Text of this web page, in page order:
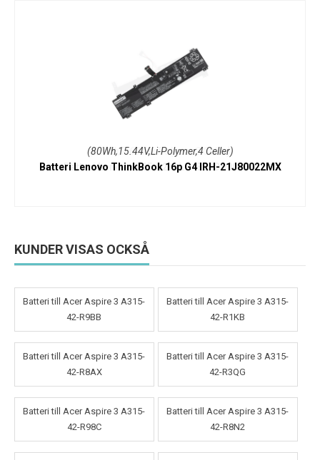
(80Wh,15.44V,Li-Polymer,4 Celler)
Batteri Lenovo ThinkBook 16p G4 IRH-21J80022MX
KUNDER VISAS OCKSÅ
Batteri till Acer Aspire 3 A315-
42-R9BB
Batteri till Acer Aspire 3 A315-
42-R1KB
Batteri till Acer Aspire 3 A315-
42-R8AX
Batteri till Acer Aspire 3 A315-
42-R3QG
Batteri till Acer Aspire 3 A315-
42-R98C
Batteri till Acer Aspire 3 A315-
42-R8N2